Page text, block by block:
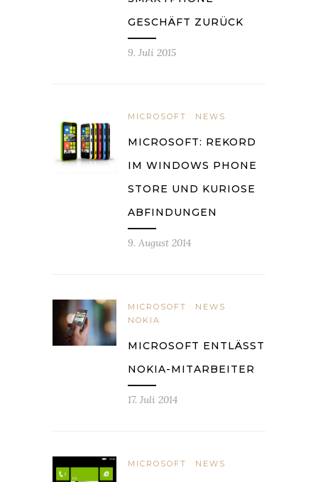
GESCHÄFT ZURÜCK
9. Juli 2015
MICROSOFT NEWS
MICROSOFT: REKORD
IM WINDOWS PHONE
STORE UND KURIOSE
ABFINDUNGEN
9. August 2014
MICROSOFT
NEWS
NOKIA
MICROSOFT ENTLÄSST
NOKIA-MITARBEITER
17. Juli 2014
MICROSOFT NEWS